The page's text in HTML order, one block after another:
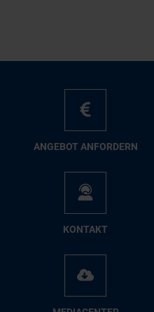
AN­GE­BOT AN­FOR­DERN
KON­TAKT